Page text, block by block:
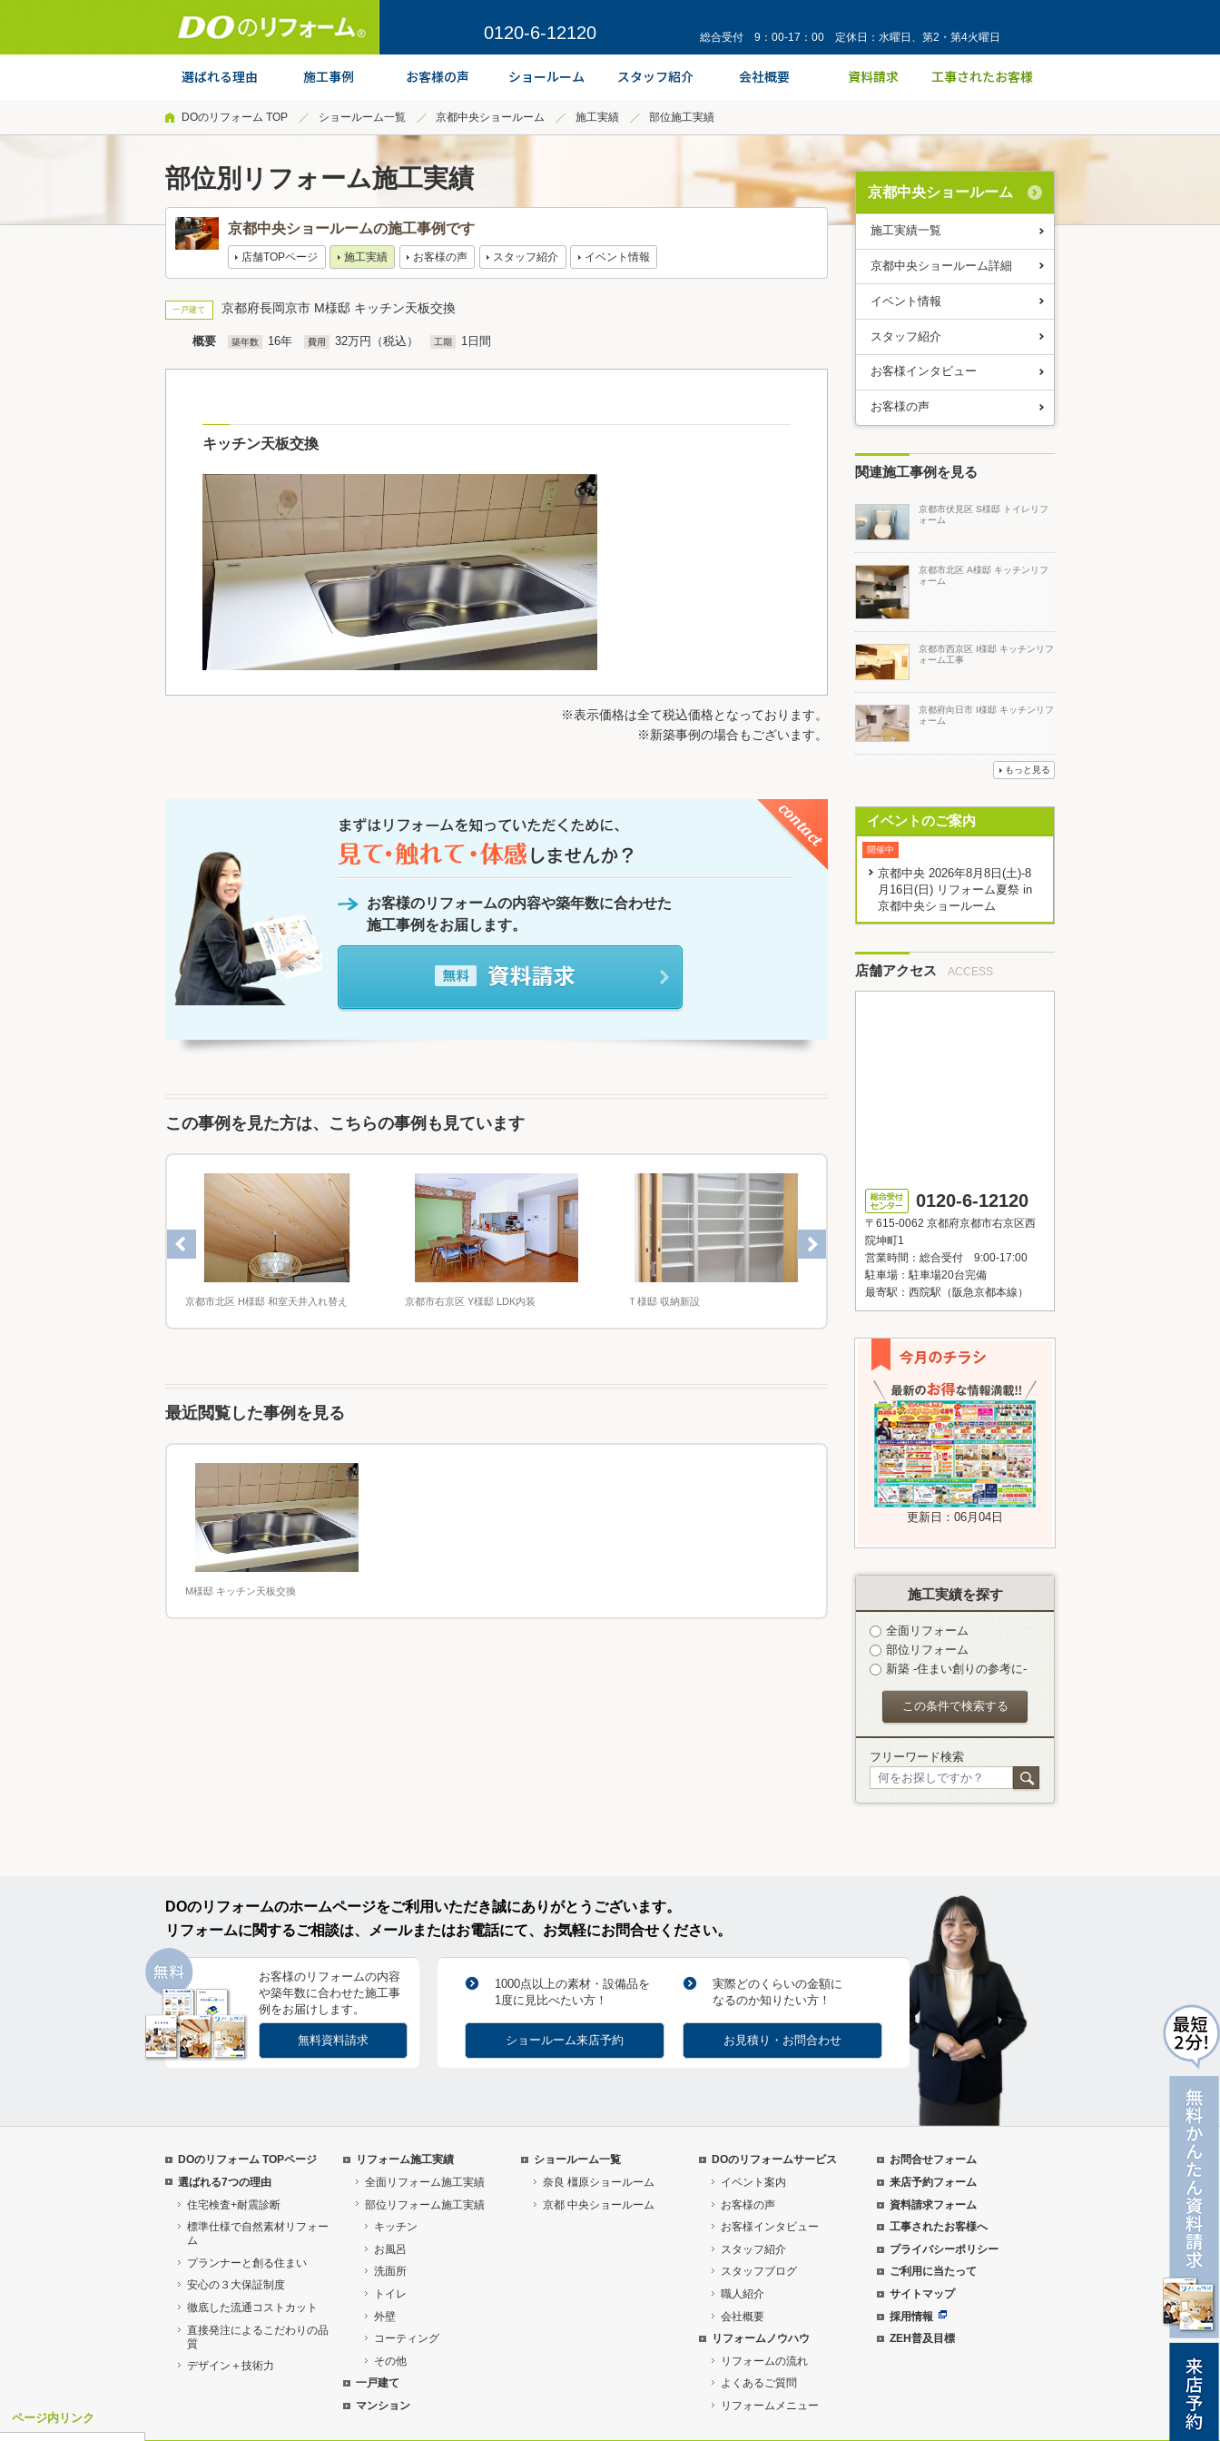
0120-6-12120 総合受付 9：00-17：00 定休日：水曜日、第2・第4火曜日
DOのリフォーム TOP ショールーム一覧 京都中央ショールーム 施工実績 部位施工実績
部位別リフォーム施工実績
京都中央ショールームの施工事例です
店舗TOPページ 施工実績 お客様の声 スタッフ紹介 イベント情報
ページ内リンク
一戸建て 京都府長岡京市 M様邸 キッチン天板交換
概要 築年数 16年 費用 32万円（税込） 工期 1日間
キッチン天板交換
※表示価格は全て税込価格となっております。
※新築事例の場合もございます。
お客様のリフォームの内容や築年数に合わせた
施工事例をお届します。
この事例を見た方は、こちらの事例も見ています
京都市北区 H様邸 和室天井入れ替え 京都市右京区 Y様邸 LDK内装 Ｔ様邸 収納新設 I様邸 廊下手すり取付
最近閲覧した事例を見る
M様邸 キッチン天板交換
京都中央ショールーム
施工実績一覧
京都中央ショールーム詳細
イベント情報
スタッフ紹介
お客様インタビュー
お客様の声
関連施工事例を見る
京都市伏見区 S様邸 トイレリフ
ォーム
京都市北区 A様邸 キッチンリフ
ォーム
京都市西京区 I様邸 キッチンリフ
ォーム工事
京都府向日市 I様邸 キッチンリフ
ォーム
もっと見る
イベントのご案内
開催中
京都中央 2026年8月8日(土)-8
月16日(日) リフォーム夏祭 in
京都中央ショールーム
店舗アクセス ACCESS
0120-6-12120
〒615-0062 京都府京都市右京区西
院坤町1
営業時間：総合受付 9:00-17:00
駐車場：駐車場20台完備
最寄駅：西院駅（阪急京都本線）
更新日：06月04日
施工実績を探す
全面リフォーム
部位リフォーム
新築 -住まい創りの参考に-
フリーワード検索
DOのリフォームのホームページをご利用いただき誠にありがとうございます。
リフォームに関するご相談は、メールまたはお電話にて、お気軽にお問合せください。
お客様のリフォームの内容
や築年数に合わせた施工事
例をお届けします。
無料資料請求
1000点以上の素材・設備品を
1度に見比べたい方！
ショールーム来店予約
実際どのくらいの金額に
なるのか知りたい方！
お見積り・お問合わせ
DOのリフォーム TOPページ
選ばれる7つの理由
住宅検査+耐震診断
標準仕様で自然素材リフォー
ム
プランナーと創る住まい
安心の３大保証制度
徹底した流通コストカット
直接発注によるこだわりの品
質
デザイン＋技術力
リフォーム施工実績
全面リフォーム施工実績
部位リフォーム施工実績
キッチン
お風呂
洗面所
トイレ
外壁
コーティング
その他
一戸建て
マンション
ショールーム一覧
奈良 橿原ショールーム
京都 中央ショールーム
DOのリフォームサービス
イベント案内
お客様の声
お客様インタビュー
スタッフ紹介
スタッフブログ
職人紹介
会社概要
リフォームノウハウ
リフォームの流れ
よくあるご質問
リフォームメニュー
お問合せフォーム
来店予約フォーム
資料請求フォーム
工事されたお客様へ
プライバシーポリシー
ご利用に当たって
サイトマップ
採用情報
ZEH普及目標